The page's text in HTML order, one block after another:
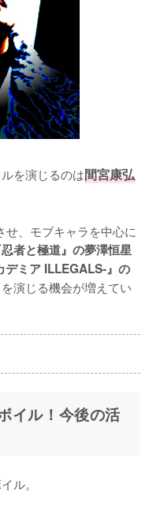
を演じるのは間宮康弘
、モブキャラを中心に
忍者と極道』の夢澤恒星
デミア ILLEGALS-』の
演じる機会が増えてい
イル！今後の活
ル。